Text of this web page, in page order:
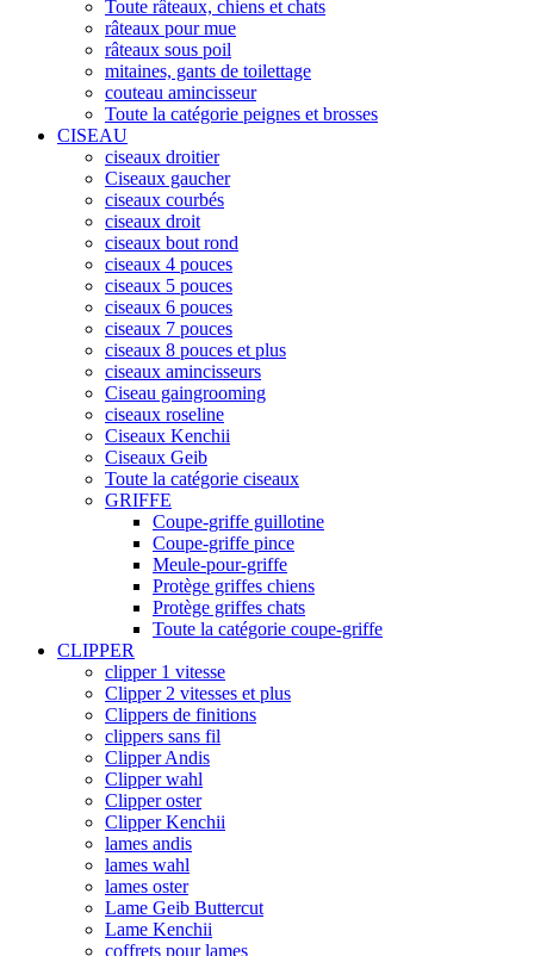
Toute râteaux, chiens et chats
râteaux pour mue
râteaux sous poil
mitaines, gants de toilettage
couteau amincisseur
Toute la catégorie peignes et brosses
CISEAU
ciseaux droitier
Ciseaux gaucher
ciseaux courbés
ciseaux droit
ciseaux bout rond
ciseaux 4 pouces
ciseaux 5 pouces
ciseaux 6 pouces
ciseaux 7 pouces
ciseaux 8 pouces et plus
ciseaux amincisseurs
Ciseau gaingrooming
ciseaux roseline
Ciseaux Kenchii
Ciseaux Geib
Toute la catégorie ciseaux
GRIFFE
Coupe-griffe guillotine
Coupe-griffe pince
Meule-pour-griffe
Protège griffes chiens
Protège griffes chats
Toute la catégorie coupe-griffe
CLIPPER
clipper 1 vitesse
Clipper 2 vitesses et plus
Clippers de finitions
clippers sans fil
Clipper Andis
Clipper wahl
Clipper oster
Clipper Kenchii
lames andis
lames wahl
lames oster
Lame Geib Buttercut
Lame Kenchii
coffrets pour lames